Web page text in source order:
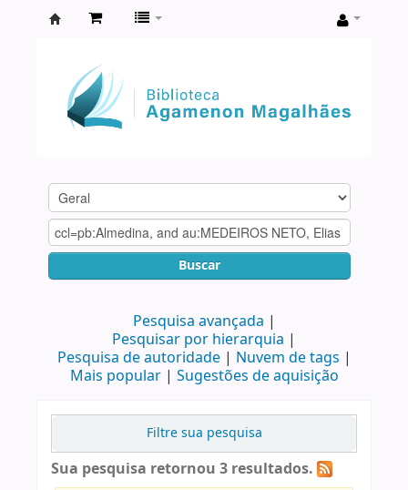
Agamenon
Magalhães
Buscar
Pesquisa avançada
Pesquisar por hierarquia
Pesquisa de autoridade
Nuvem de tags
Mais popular
Sugestões de aquisição
Filtre sua pesquisa
Sua pesquisa retornou 3 resultados.